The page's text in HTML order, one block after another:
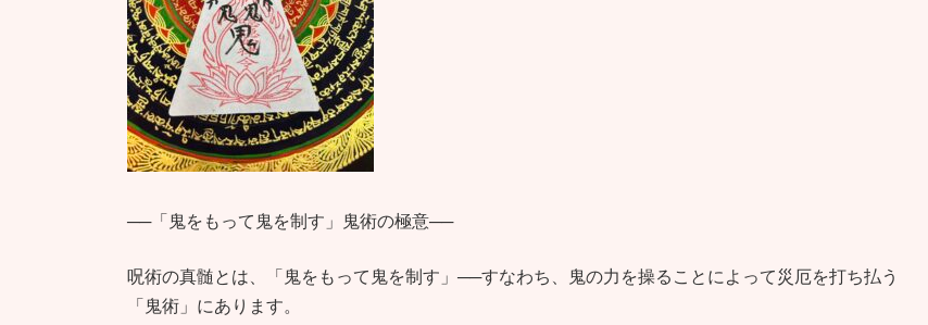
──「鬼をもって鬼を制す」鬼術の極意──
呪術の真髄とは、「鬼をもって鬼を制す」──すなわち、鬼の力を操ることによって災厄を打ち払う
「鬼術」にあります。